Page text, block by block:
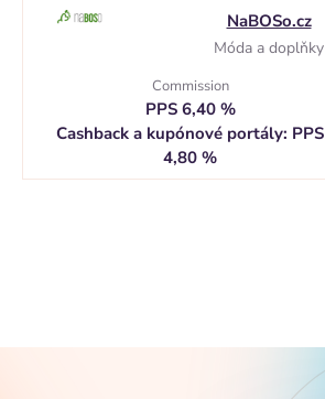
NaBOSo.cz
Móda a doplňky
Commission
PPS 6,40 %
Cashback a kupónové portály: PPS
4,80 %